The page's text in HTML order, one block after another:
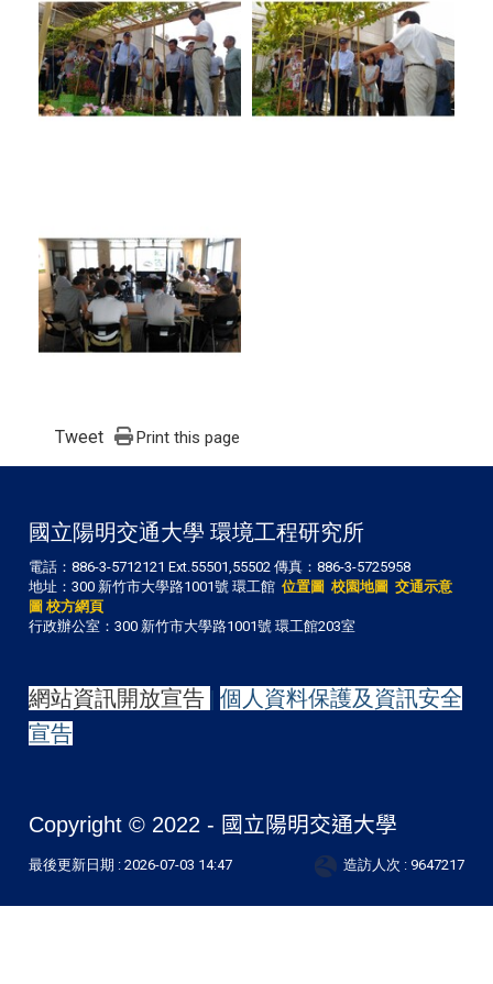
Tweet Print this page
國立陽明交通大學 環境工程研究所
電話：886-3-5712121 Ext.55501,55502 傳真：886-3-5725958
地址：300 新竹市大學路1001號 環工館 位置圖 校園地圖 交通示意
圖 校方網頁
行政辦公室：300 新竹市大學路1001號 環工館203室
網站資訊開放宣告
個人資料保護及資訊安全
宣告
Copyright © 2022 - 國立陽明交通大學
造訪人次 : 9647217
最後更新日期 : 2026-07-03 14:47